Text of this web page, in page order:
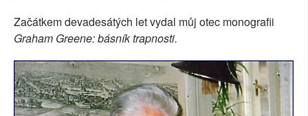
Začátkem devadesátých let vydal můj otec monografii
Graham Greene: básník trapnosti.